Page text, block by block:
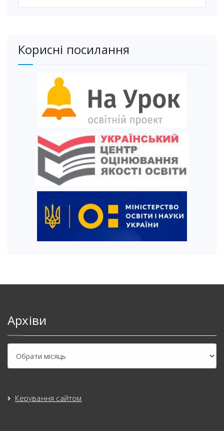
Корисні посилання
Архіви
Керування сайтом